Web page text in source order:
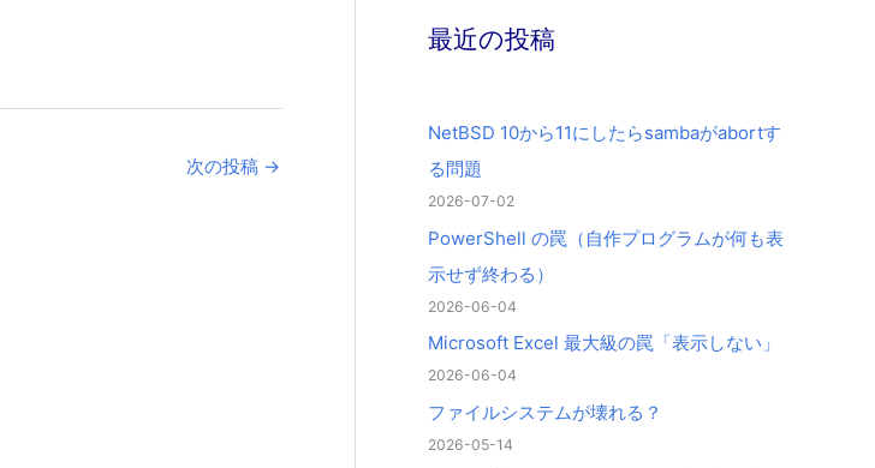
次の投稿 →
最近の投稿
NetBSD 10から11にしたらsambaがabortす
る問題
2026-07-02
PowerShell の罠（自作プログラムが何も表
示せず終わる）
2026-06-04
Microsoft Excel 最大級の罠「表示しない」
2026-06-04
ファイルシステムが壊れる？
2026-05-14